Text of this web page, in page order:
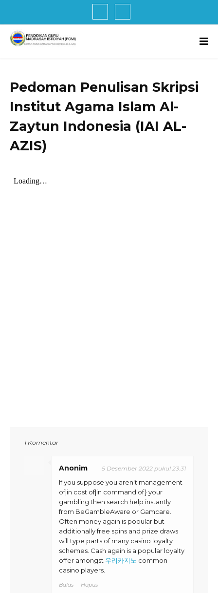
Pedoman Penulisan Skripsi
Institut Agama Islam Al-
Zaytun Indonesia (IAI AL-
AZIS)
1 Komentar
Anonim 5 Desember 2022 pukul 23.31
If you suppose you aren’t management
of|in cost of|in command of} your
gambling then search help instantly
from BeGambleAware or Gamcare.
Often money again is popular but
additionally free spins and prize draws
will type parts of many casino loyalty
schemes. Cash again is a popular loyalty
offer amongst 우리카지노 common
casino players.
Balas Hapus